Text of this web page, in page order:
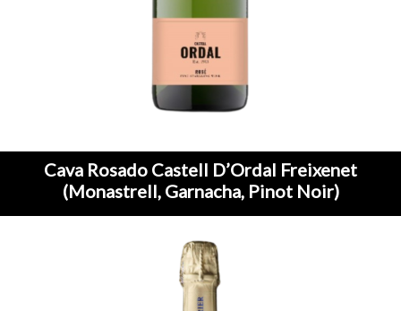
Cava Rosado Castell D’Ordal Freixenet
(Monastrell, Garnacha, Pinot Noir)